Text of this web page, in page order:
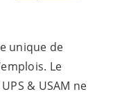
unique de
Le
& USAM ne